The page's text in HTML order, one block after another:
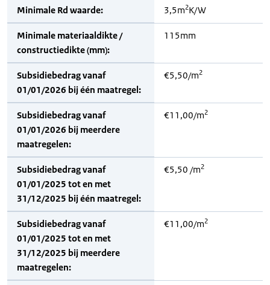
Minimale Rd waarde: 3,5m2K/W
Minimale materiaaldikte /
constructiedikte (mm):
115mm
Subsidiebedrag vanaf
01/01/2026 bij één maatregel:
€5,50/m2
Subsidiebedrag vanaf
01/01/2026 bij meerdere
maatregelen:
€11,00/m2
Subsidiebedrag vanaf
01/01/2025 tot en met
31/12/2025 bij één maatregel:
€5,50 /m2
Subsidiebedrag vanaf
01/01/2025 tot en met
31/12/2025 bij meerdere
maatregelen:
€11,00/m2